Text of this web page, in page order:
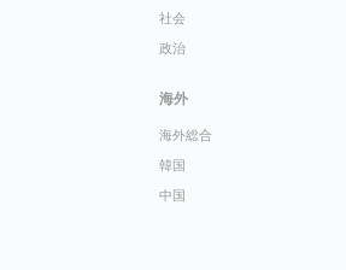
社会
政治
海外
海外総合
韓国
中国